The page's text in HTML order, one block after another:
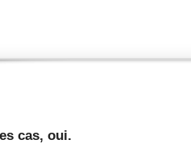
cas, oui.